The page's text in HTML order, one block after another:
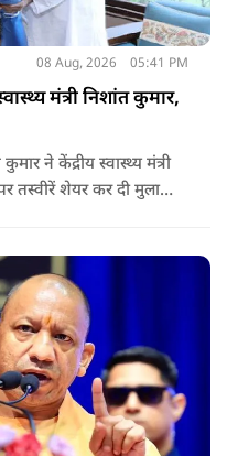
08 Aug, 2026 05:41 PM
मंत्री निशांत कुमार,
ने केंद्रीय स्वास्थ्य मंत्री
तस्वीरें शेयर कर दी मुलाकात